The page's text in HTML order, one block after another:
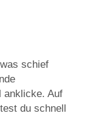
schief
anklicke. Auf
du schnell